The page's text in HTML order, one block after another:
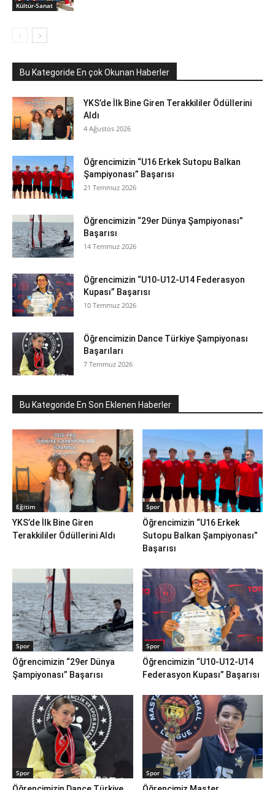
Kültür-Sanat
Bu Kategoride En çok Okunan Haberler
YKS’de İlk Bine Giren Terakkililer Ödüllerini
Aldı
4 Ağustos 2026
Öğrencimizin “U16 Erkek Sutopu Balkan
Şampiyonası” Başarısı
21 Temmuz 2026
Öğrencimizin “29er Dünya Şampiyonası”
Başarısı
14 Temmuz 2026
Öğrencimizin “U10-U12-U14 Federasyon
Kupası” Başarısı
10 Temmuz 2026
Öğrencimizin Dance Türkiye Şampiyonası
Başarıları
7 Temmuz 2026
Bu Kategoride En Son Eklenen Haberler
Eğitim
YKS’de İlk Bine Giren
Terakkililer Ödüllerini Aldı
Spor
Öğrencimizin “U16 Erkek
Sutopu Balkan Şampiyonası”
Başarısı
Spor
Öğrencimizin “29er Dünya
Şampiyonası” Başarısı
Spor
Öğrencimizin “U10-U12-U14
Federasyon Kupası” Başarısı
Spor Spor